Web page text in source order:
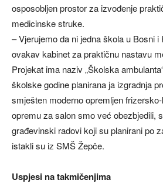
osposobljen prostor za izvođenje
medicinske struke.
– Vjerujemo da ni jedna škola u Bosni
ovakav kabinet za praktičnu nastavu
Projekat ima naziv „Školska
školske godine planirana ja izgradnja
smješten moderno opremljen
opremu za salon smo već obezbjedili,
građevinski radovi koji su planirani po
istakli su iz SMŠ Žepče.
Uspjesi na takmičenjima